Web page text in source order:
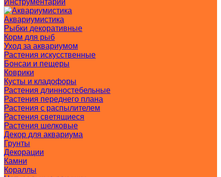
Инструментарий
Аквариумистика
Рыбки декоративные
Корм для рыб
Уход за аквариумом
Растения искусственные
Бонсаи и пещеры
Коврики
Кусты и кладофоры
Растения длинностебельные
Растения переднего плана
Растения с распылителем
Растения светящиеся
Растения шелковые
Декор для аквариума
Грунты
Декорации
Камни
Кораллы